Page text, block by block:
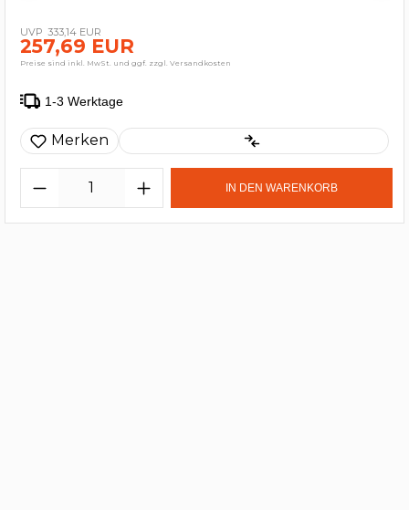
333,14 EUR
257,69 EUR
Preise sind inkl. MwSt. und ggf. zzgl. Versandkosten
1-3 Werktage
Merken
IN DEN WARENKORB